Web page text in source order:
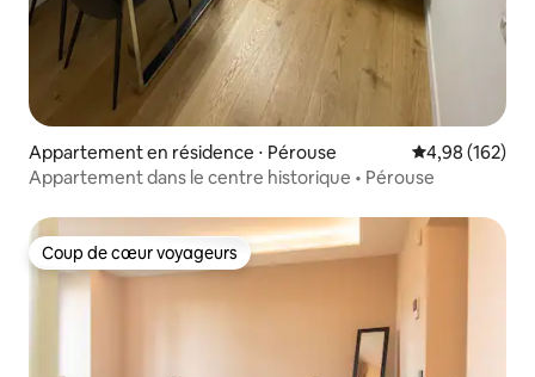
Appartement en résidence ⋅ Pérouse Évaluation
4,98 (162)
Appartement dans le centre historique • Pérouse
Coup de cœur voyageurs
Coup de cœur voyageurs